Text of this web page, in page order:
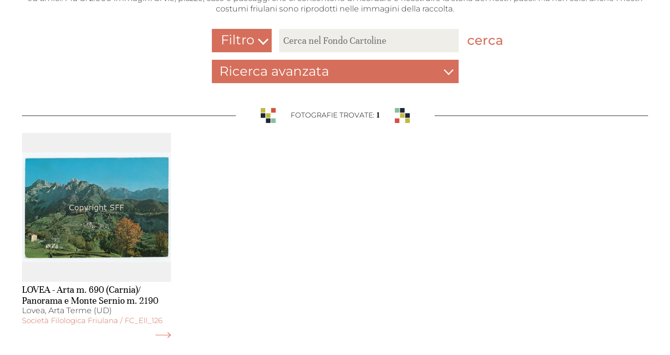
costumi friulani sono riprodotti nelle immagini della raccolta.
Filtro
cerca
Ricerca avanzata
FOTOGRAFIE TROVATE: 1
LOVEA - Arta m. 690 (Carnia)/
Panorama e Monte Sernio m. 2190
Lovea, Arta Terme (UD)
Società Filologica Friulana / FC_Ell_126